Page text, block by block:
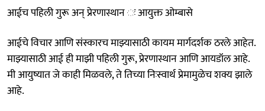
आईच पहिली गुरू अन् प्रेरणास्थान ः आयुक्त ओम्बासे
आईचे विचार आणि संस्कारच माझ्यासाठी कायम मार्गदर्शक ठरले आहेत.
माझ्यासाठी आई ही माझी पहिली गुरू, प्रेरणास्थान आणि आयडॉल आहे.
मी आयुष्यात जे काही मिळवले, ते तिच्या निःस्वार्थ प्रेमामुळेच शक्य झाले
आहे.